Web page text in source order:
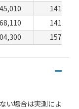
141,570
141,570
157,300
い場合は実測によ